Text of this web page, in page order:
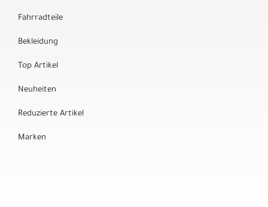
Fahrradteile
Bekleidung
Top Artikel
Neuheiten
Reduzierte Artikel
Marken